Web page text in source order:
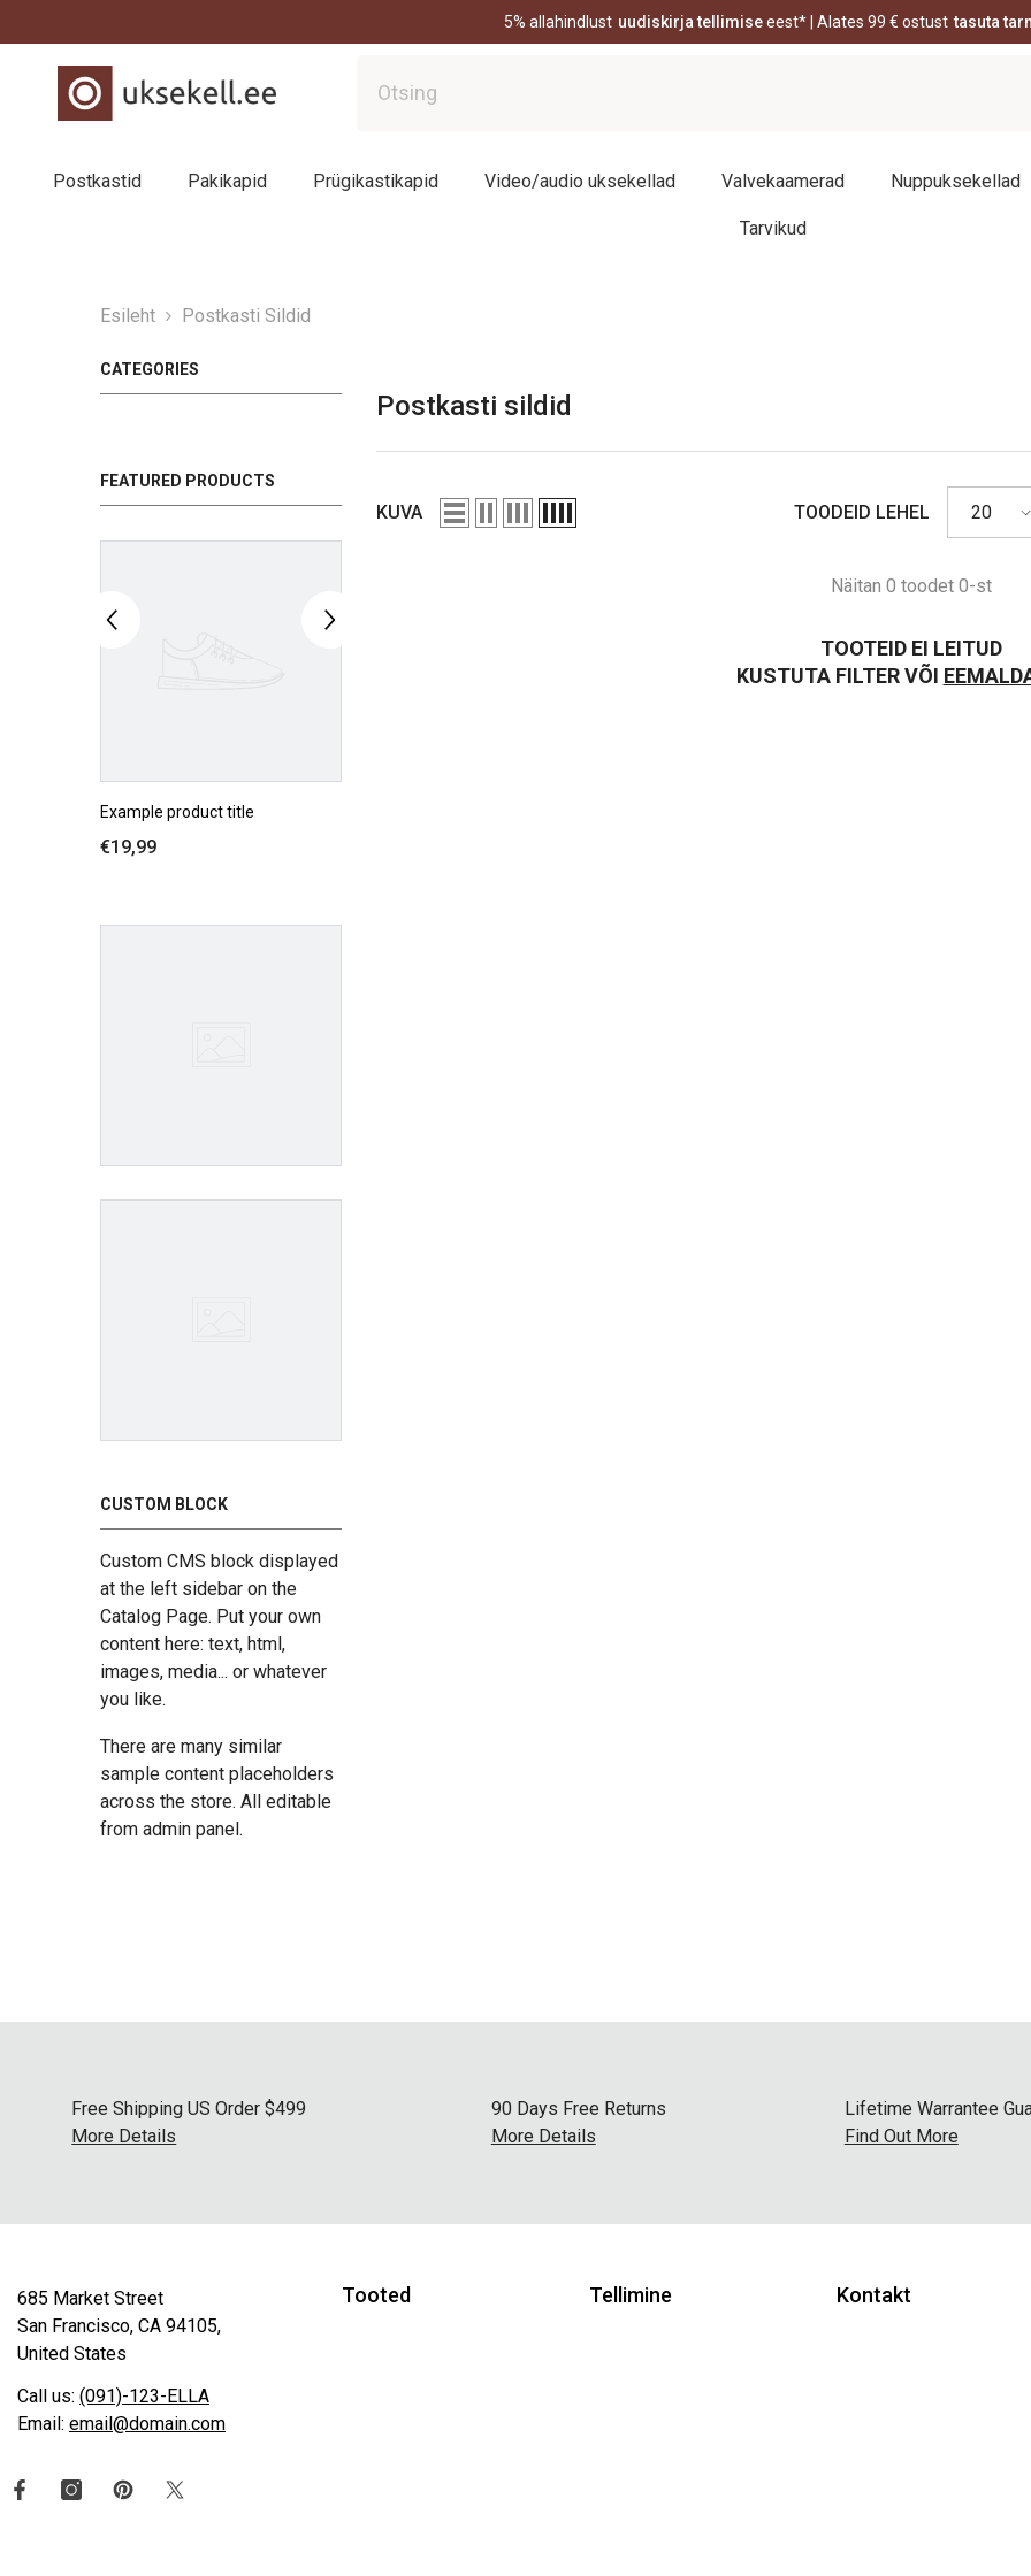
5% allahindlust uudiskirja tellimiseeest* | Alates 99 € ostust tasuta
Postkastid Pakikapid Prügikastikapid Video/audio uksekellad Valvekaamerad Nuppuksekellad
Tarvikud
Esileht Postkasti Sildid
CATEGORIES
FEATURED PRODUCTS
Example product title
€19,99
CUSTOM BLOCK
Custom CMS block displayed
at the left sidebar on the
Catalog Page. Put your own
content here: text, html,
images, media... or whatever
you like.
There are many similar
sample content placeholders
across the store. All editable
from admin panel.
Postkasti sildid
KUVA TOODEID LEHEL 20
Näitan 0 toodet 0-st
TOOTEID EI LEITUD
KUSTUTA FILTER VÕI
Free Shipping US Order $499
More Details
90 Days Free Returns
More Details
Lifetime Warrantee
Find Out More
685 Market Street
San Francisco, CA 94105,
United States
Call us: (091)-123-ELLA
Email: email@domain.com
Tooted Tellimine Kontakt